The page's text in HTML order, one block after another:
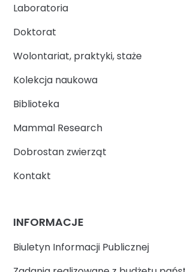
Laboratoria
Doktorat
Wolontariat, praktyki, staże
Kolekcja naukowa
Biblioteka
Mammal Research
Dobrostan zwierząt
Kontakt
INFORMACJE
Biuletyn Informacji Publicznej